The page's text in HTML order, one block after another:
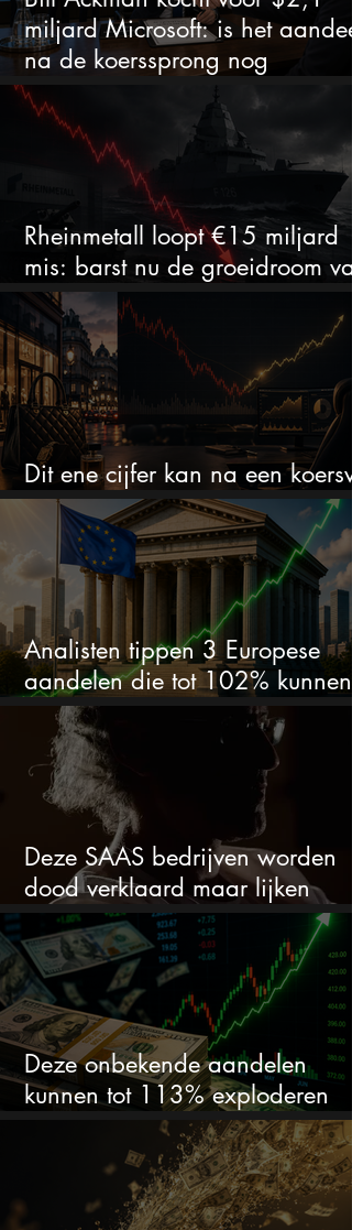
miljard Microsoft: is het aandeel
na de koerssprong nog
aantrekkelijk?
Rheinmetall loopt €15 miljard
mis: barst nu de groeidroom van
het defensiebedrijf?
Dit ene cijfer kan na een
van 50% alles veranderen
Analisten tippen 3 Europese
aandelen die tot 102% kunnen
stijgen
Deze SAAS bedrijven worden
dood verklaard maar lijken
springlevend
Deze onbekende aandelen
kunnen tot 113% exploderen
(één springt eruit)